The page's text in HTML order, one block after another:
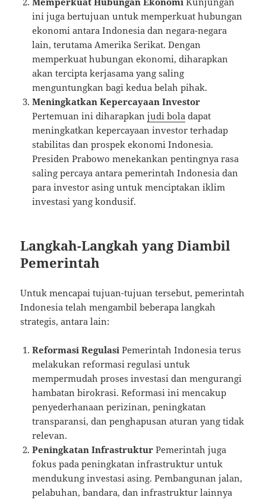
ini juga bertujuan untuk memperkuat hubungan
ekonomi antara Indonesia dan negara-negara
lain, terutama Amerika Serikat. Dengan
memperkuat hubungan ekonomi, diharapkan
akan tercipta kerjasama yang saling
menguntungkan bagi kedua belah pihak.
Meningkatkan Kepercayaan Investor
Pertemuan ini diharapkanjudi bola dapat
meningkatkan kepercayaan investor terhadap
stabilitas dan prospek ekonomi Indonesia.
Presiden Prabowo menekankan pentingnya rasa
saling percaya antara pemerintah Indonesia dan
para investor asing untuk menciptakan iklim
investasi yang kondusif.
Langkah-Langkah yang Diambil
Pemerintah
Untuk mencapai tujuan-tujuan tersebut, pemerintah
Indonesia telah mengambil beberapa langkah
strategis, antara lain:
Reformasi Regulasi Pemerintah Indonesia terus
melakukan reformasi regulasi untuk
mempermudah proses investasi dan mengurangi
hambatan birokrasi. Reformasi ini mencakup
penyederhanaan perizinan, peningkatan
transparansi, dan penghapusan aturan yang tidak
relevan.
Peningkatan Infrastruktur Pemerintah juga
fokus pada peningkatan infrastruktur untuk
mendukung investasi asing. Pembangunan jalan,
pelabuhan, bandara, dan infrastruktur lainnya